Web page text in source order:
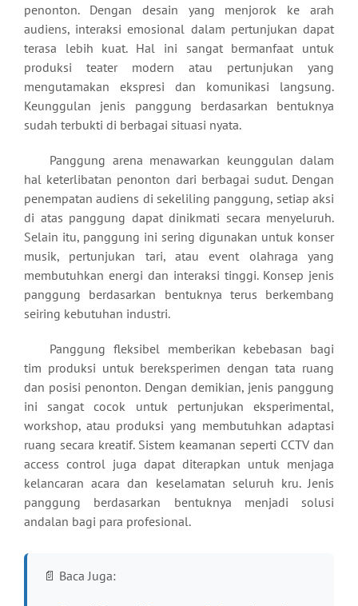
penonton. Dengan desain yang menjorok ke arah
audiens, interaksi emosional dalam pertunjukan dapat
terasa lebih kuat. Hal ini sangat bermanfaat untuk
produksi teater modern atau pertunjukan yang
mengutamakan ekspresi dan komunikasi langsung.
Keunggulan jenis panggung berdasarkan bentuknya
sudah terbukti di berbagai situasi nyata.
Panggung arena menawarkan keunggulan dalam
hal keterlibatan penonton dari berbagai sudut. Dengan
penempatan audiens di sekeliling panggung, setiap aksi
di atas panggung dapat dinikmati secara menyeluruh.
Selain itu, panggung ini sering digunakan untuk konser
musik, pertunjukan tari, atau event olahraga yang
membutuhkan energi dan interaksi tinggi. Konsep jenis
panggung berdasarkan bentuknya terus berkembang
seiring kebutuhan industri.
Panggung fleksibel memberikan kebebasan bagi
tim produksi untuk bereksperimen dengan tata ruang
dan posisi penonton. Dengan demikian, jenis panggung
ini sangat cocok untuk pertunjukan eksperimental,
workshop, atau produksi yang membutuhkan adaptasi
ruang secara kreatif. Sistem keamanan seperti CCTV dan
access control juga dapat diterapkan untuk menjaga
kelancaran acara dan keselamatan seluruh kru. Jenis
panggung berdasarkan bentuknya menjadi solusi
andalan bagi para profesional.
📄 Baca Juga: